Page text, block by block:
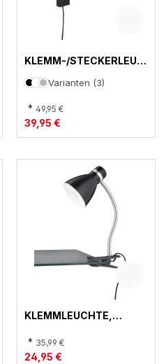
KLEMM-/STECKERLEUC
Varianten (3)
* 49,95 €
39,95 €
KLEMMLEUCHTE,
* 35,99 €
24,95 €